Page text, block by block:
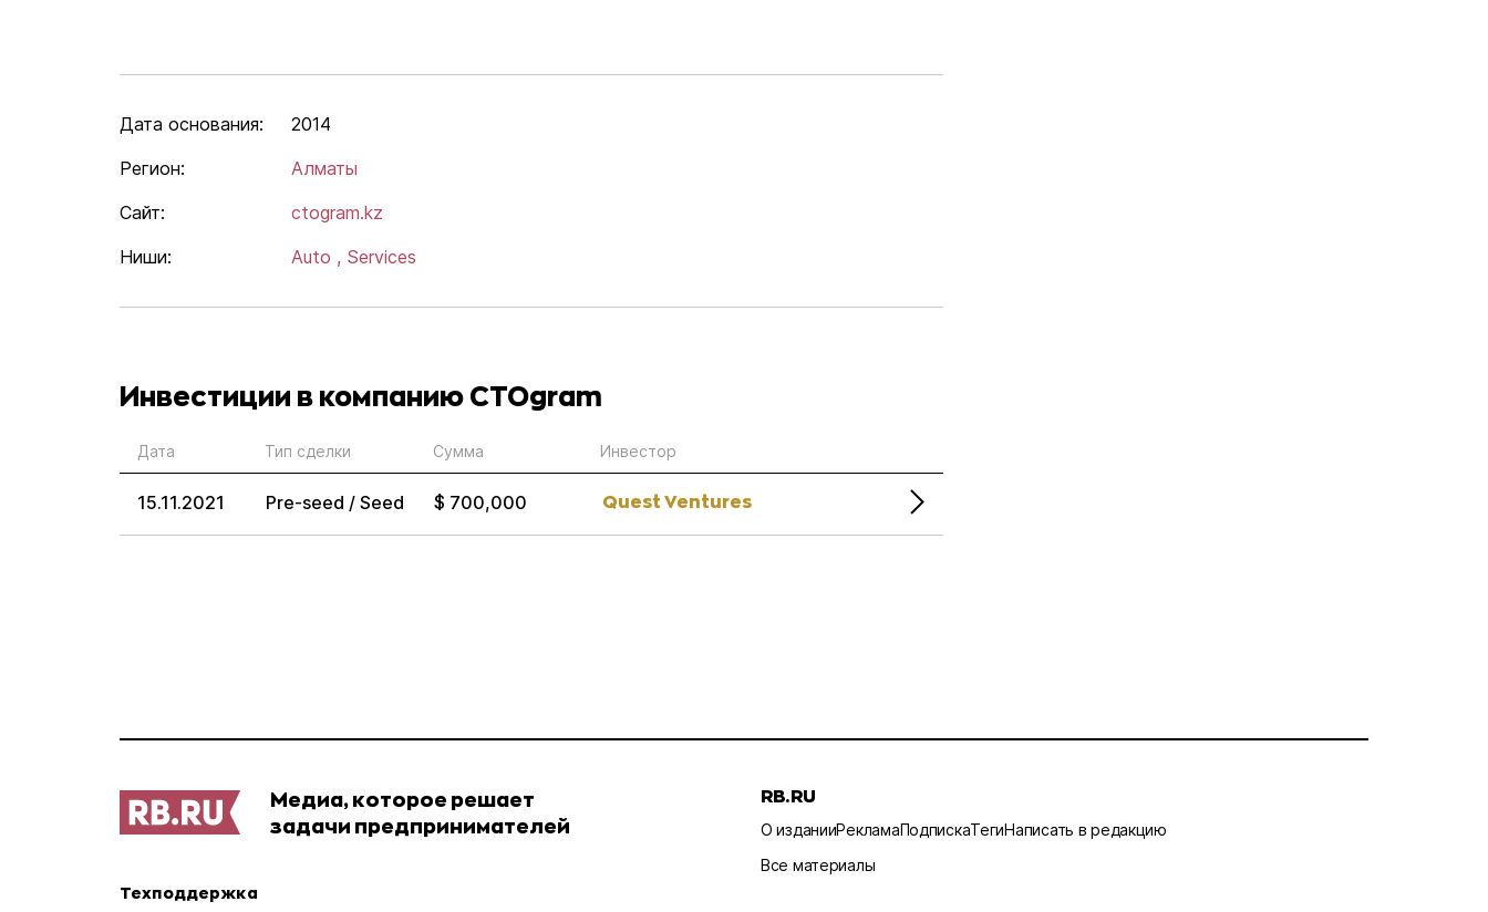
Дата основания:
2014
Регион:
Алматы
Сайт:
ctogram.kz
Ниши:
Auto , Services
Инвестиции в компанию CTOgram
Дата Тип сделки Сумма Инвестор
15.11.2021 Pre-seed / Seed $ 700,000 Quest Ventures
Медиа, которое решает
задачи предпринимателей
Техподдержка
RB.RU
О изданииРекламаПодпискаТегиНаписать в редакцию
Все материалы